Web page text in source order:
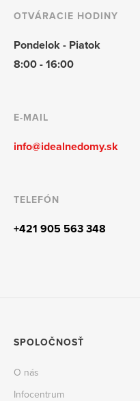
OTVÁRACIE HODINY
Pondelok - Piatok
8:00 - 16:00
E-MAIL
info@idealnedomy.sk
TELEFÓN
+421 905 563 348
SPOLOČNOSŤ
O nás
Infocentrum